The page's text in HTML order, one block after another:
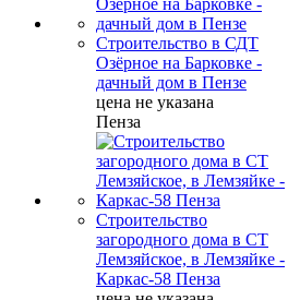
Строительство в СДТ
Озёрное на Барковке -
дачный дом в Пензе
цена не указана
Пенза
Строительство
загородного дома в СТ
Лемзяйское, в Лемзяйке -
Каркас-58 Пенза